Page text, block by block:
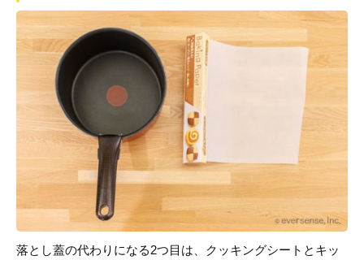
落とし蓋の代わりになる2つ目は、クッキングシートとキッ